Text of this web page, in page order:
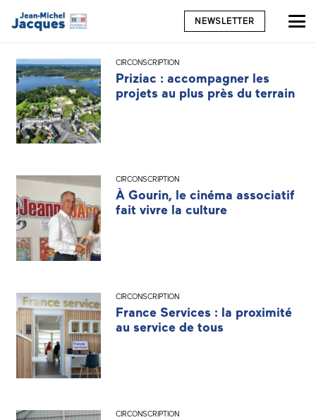
NEWSLETTER
CIRCONSCRIPTION
Priziac : accompagner les
projets au plus près du terrain
CIRCONSCRIPTION
À Gourin, le cinéma associatif
fait vivre la culture
CIRCONSCRIPTION
France Services : la proximité
au service de tous
CIRCONSCRIPTION